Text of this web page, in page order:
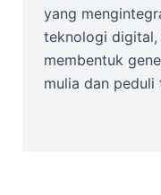
yang
teknologi digital,
membentuk
mulia dan peduli